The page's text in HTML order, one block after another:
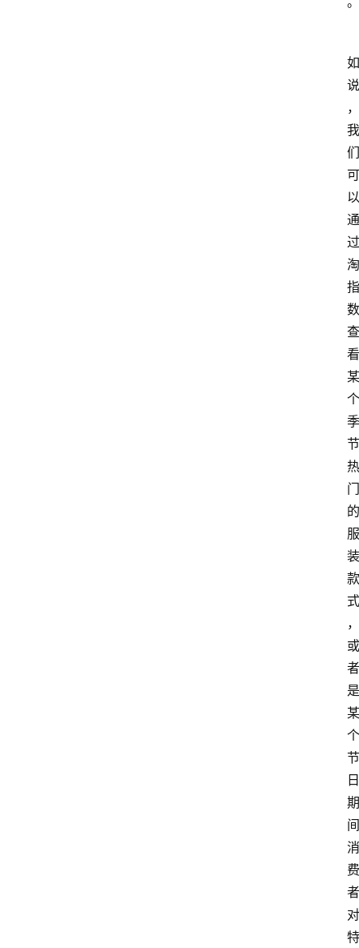
如
说
，
我
们
可
以
通
过
淘
指
数
查
看
某
个
季
节
热
门
的
服
装
款
式
，
或
者
是
某
个
节
日
期
间
消
费
者
对
特